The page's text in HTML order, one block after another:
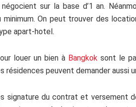
sur la base d’1 an.
minimum. On peut trouver des
apart-hotel.
louer un bien à Bangkok sont le
résidences peuvent demander aussi
signature du contrat et versement